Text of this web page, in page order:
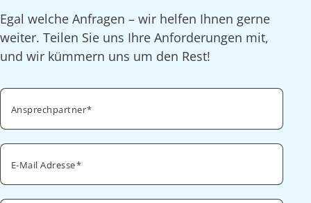
Egal welche Anfragen – wir helfen Ihnen gerne
weiter. Teilen Sie uns Ihre Anforderungen mit,
und wir kümmern uns um den Rest!
Ansprechpartner
E-Mail Adresse